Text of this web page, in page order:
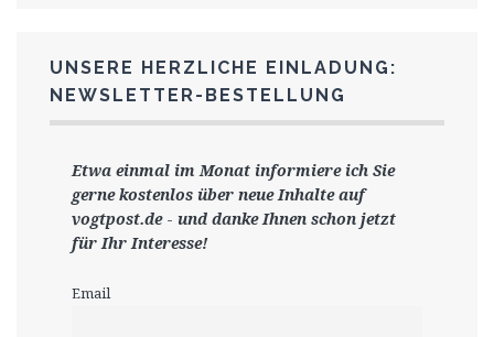
UNSERE HERZLICHE EINLADUNG:
NEWSLETTER-BESTELLUNG
Etwa einmal im Monat informiere ich Sie
gernekostenlos über neue Inhalte auf
vogtpost.de- und danke Ihnen schon jetzt
für Ihr Interesse!
Email